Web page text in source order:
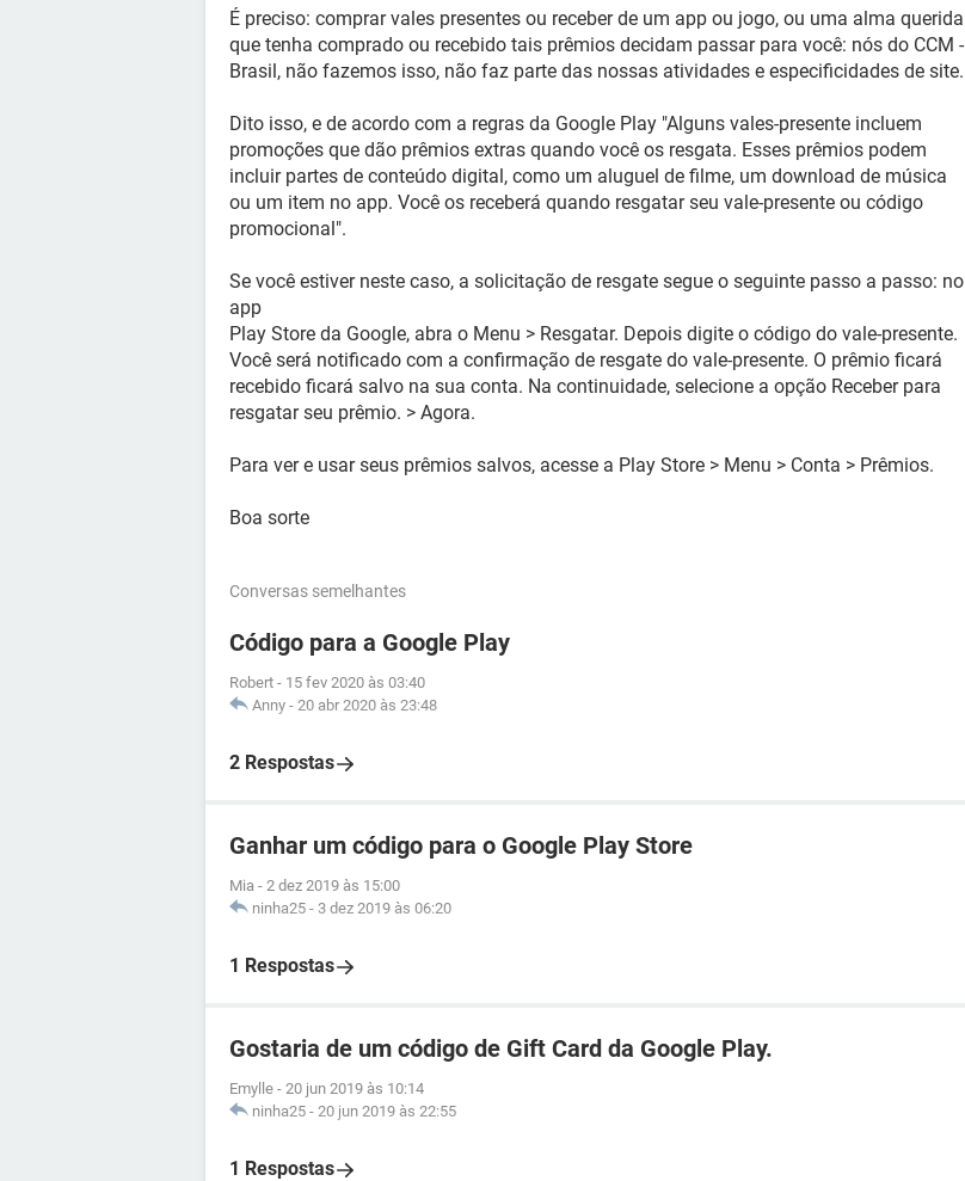
É preciso: comprar vales presentes ou receber de um app ou jogo, ou uma alma querida
que tenha comprado ou recebido tais prêmios decidam passar para você: nós do CCM -
Brasil, não fazemos isso, não faz parte das nossas atividades e especificidades de site.
Dito isso, e de acordo com a regras da Google Play "Alguns vales-presente incluem
promoções que dão prêmios extras quando você os resgata. Esses prêmios podem
incluir partes de conteúdo digital, como um aluguel de filme, um download de música
ou um item no app. Você os receberá quando resgatar seu vale-presente ou código
promocional".
Se você estiver neste caso, a solicitação de resgate segue o seguinte passo a passo: no
app
Play Store da Google, abra o Menu > Resgatar. Depois digite o código do vale-presente.
Você será notificado com a confirmação de resgate do vale-presente. O prêmio ficará
recebido ficará salvo na sua conta. Na continuidade, selecione a opção Receber para
resgatar seu prêmio. > Agora.
Para ver e usar seus prêmios salvos, acesse a Play Store > Menu > Conta > Prêmios.
Boa sorte
Conversas semelhantes
Código para a Google Play
Robert - 15 fev 2020 às 03:40
Anny - 20 abr 2020 às 23:48
2 Respostas
Ganhar um código para o Google Play Store
Mia - 2 dez 2019 às 15:00
ninha25 - 3 dez 2019 às 06:20
1 Respostas
Gostaria de um código de Gift Card da Google Play.
Emylle - 20 jun 2019 às 10:14
ninha25 - 20 jun 2019 às 22:55
1 Respostas